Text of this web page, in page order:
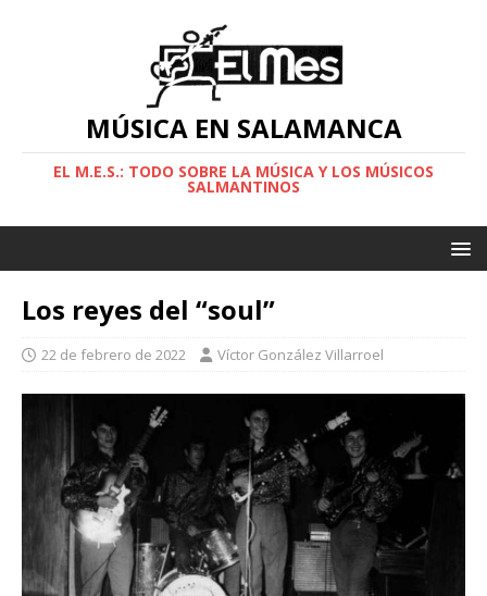
MÚSICA EN SALAMANCA
EL M.E.S.: TODO SOBRE LA MÚSICA Y LOS MÚSICOS
SALMANTINOS
Los reyes del “soul”
22 de febrero de 2022 Víctor González Villarroel